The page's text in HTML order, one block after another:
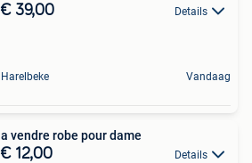
€ 39,00 Details
Harelbeke Vandaag
a vendre robe pour dame
€ 12,00 Details